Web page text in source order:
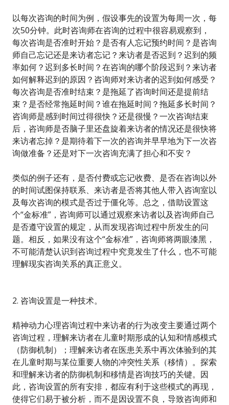
以每次咨询的时间为例，假设事先的设置为每周一次，每
次50分钟。此时咨询师在咨询的过程中很容易观察到，
每次咨询是否准时开始？是否有人忘记预约时间？是咨询
师自己忘记还是来访者忘记？来访者是否迟到？迟到的频
率如何？迟到多长时间？在咨询的哪个阶段迟到？来访者
如何解释迟到的原因？咨询师对来访者的迟到如何感受？
每次咨询是否准时结束？是拖延了咨询时间还是提前结
束？是否经常拖延时间？谁在拖延时间？拖延多长时间？
咨询师是感到时间过得很快？还是很慢？一次咨询结束
后，咨询师是否脑子里还盘旋着来访者的情况还是很快将
来访者忘掉？是期待着下一次的咨询并早早地为下一次咨
询做准备？还是对下一次咨询充满了担心和不安？
类似的例子还有，是否付费或忘记收费、是否在咨询以外
的时间试图保持联系、来访者是否将其他人带入咨询室以
及每次咨询的模式是否过于僵化等。总之，借助设置这
个“金标准”，咨询师可以通过观察来访者以及咨询师自己
是否遵守设置的规定，从而发现咨询过程中所发生的问
题。相反，如果没有这个“金标准”，咨询师将两眼漆黑，
不可能清楚认识到咨询过程中究竟发生了什么，也不可能
理解现实咨询关系的真正意义。
2. 咨询设置是一种技术。
精神动力心理咨询过程中来访者的行为改变主要通过两个
咨询过程，理解来访者在儿童时期形成的认知和情感模式
（防御机制）；理解来访者在医患关系中再次体验到的其
在儿童时期与某位重要人物的冲突性关系（移情）。探索
和理解来访者的防御机制和移情是咨询技巧的关键。因
此，咨询设置的所有安排，都应有利于这些模式的再现，
使得它们易于被分析，而不是因设置不良，导致咨询师和